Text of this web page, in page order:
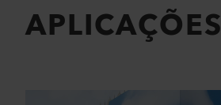
APLICAÇÕES